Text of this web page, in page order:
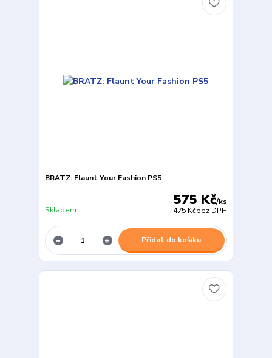
BRATZ: Flaunt Your Fashion PS5
575 Kč/ks
475 Kčbez DPH
Skladem
Přidat do košíku